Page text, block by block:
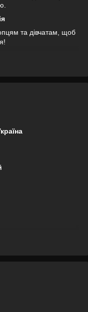
та дівчатам, щоб